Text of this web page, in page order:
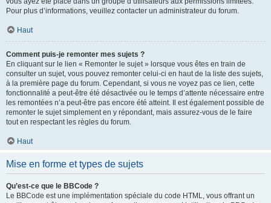
Pour plus d’informations, veuillez contacter un administrateur du forum.
Haut
Comment puis-je remonter mes sujets ?
En cliquant sur le lien « Remonter le sujet » lorsque vous êtes en train de
consulter un sujet, vous pouvez remonter celui-ci en haut de la liste des sujets,
à la première page du forum. Cependant, si vous ne voyez pas ce lien, cette
fonctionnalité a peut-être été désactivée ou le temps d’attente nécessaire entre
les remontées n’a peut-être pas encore été atteint. Il est également possible de
remonter le sujet simplement en y répondant, mais assurez-vous de le faire
tout en respectant les règles du forum.
Haut
Mise en forme et types de sujets
Qu’est-ce que le BBCode ?
Le BBCode est une implémentation spéciale du code HTML, vous offrant un